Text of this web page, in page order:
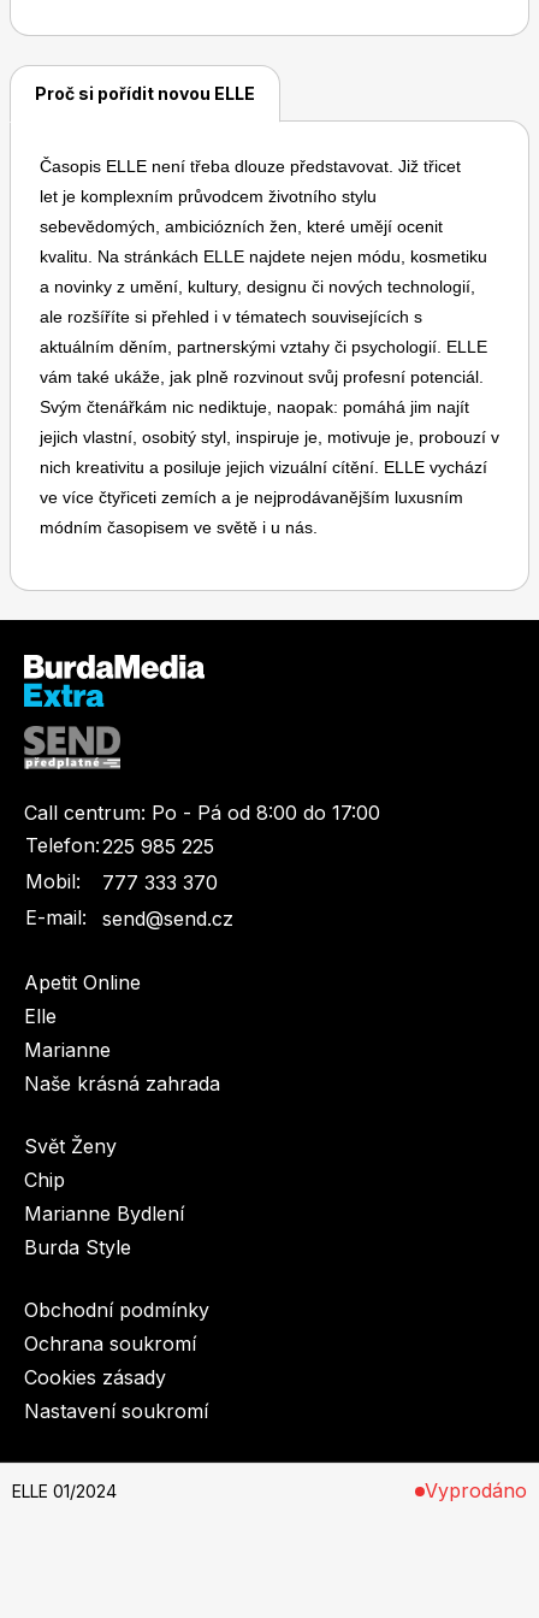
Burda Best of
Burda Kids
Toprecepty.cz
ELLE 01/2024 Vyprodáno
Proč si pořídit novou ELLE
Časopis ELLE není třeba dlouze představovat. Již třicet
let je komplexním průvodcem životního stylu
sebevědomých, ambiciózních žen, které umějí ocenit
kvalitu. Na stránkách ELLE najdete nejen módu, kosmetiku
a novinky z umění, kultury, designu či nových technologií,
ale rozšíříte si přehled i v tématech souvisejících s
aktuálním děním, partnerskými vztahy či psychologií. ELLE
vám také ukáže, jak plně rozvinout svůj profesní potenciál.
Svým čtenářkám nic nediktuje, naopak: pomáhá jim najít
jejich vlastní, osobitý styl, inspiruje je, motivuje je, probouzí v
nich kreativitu a posiluje jejich vizuální cítění. ELLE vychází
ve více čtyřiceti zemích a je nejprodávanějším luxusním
módním časopisem ve světě i u nás.
Call centrum: Po - Pá od 8:00 do 17:00
Telefon:225 985 225
Mobil:
777 333 370
E-mail:
send@send.cz
Apetit Online
Elle
Marianne
Naše krásná zahrada
Svět Ženy
Chip
Marianne Bydlení
Burda Style
Obchodní podmínky
Ochrana soukromí
Cookies zásady
Nastavení soukromí